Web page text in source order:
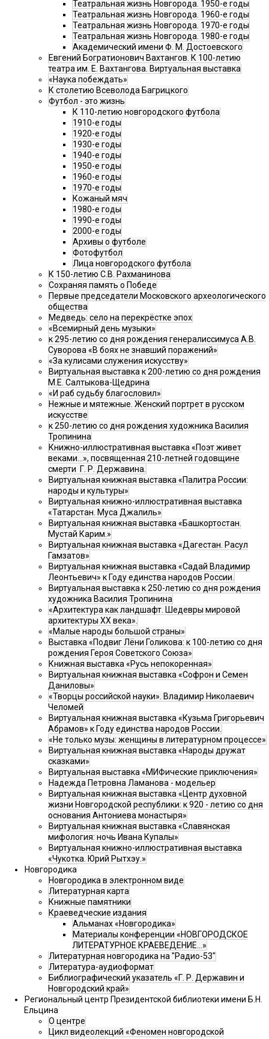
Театральная жизнь Новгорода. 1950-е годы
Театральная жизнь Новгорода. 1960-е годы
Театральная жизнь Новгорода. 1970-е годы
Театральная жизнь Новгорода. 1980-е годы
Академический имени Ф. М. Достоевского
Евгений Богратионович Вахтангов. К 100-летию
театра им. Е. Вахтангова. Виртуальная выставка
«Наука побеждать»
К столетию Всеволода Багрицкого
Футбол - это жизнь
К 110-летию новгородского футбола
1910-е годы
1920-е годы
1930-е годы
1940-е годы
1950-е годы
1960-е годы
1970-е годы
Кожаный мяч
1980-е годы
1990-е годы
2000-е годы
Архивы о футболе
Фотофутбол
Лица новгородского футбола
К 150-летию С.В. Рахманинова
Сохраняя память о Победе
Первые председатели Московского археологического
общества
Медведь: село на перекрёстке эпох
«Всемирный день музыки»
к 295-летию со дня рождения генералиссимуса А.В.
Суворова «В боях не знавший поражений»
«За кулисами служения искусству»
Виртуальная выставка к 200-летию со дня рождения
М.Е. Салтыкова-Щедрина
«И раб судьбу благословил»
Нежные и мятежные. Женский портрет в русском
искусстве
к 250-летию со дня рождения художника Василия
Тропинина
Книжно-иллюстративная выставка «Поэт живет
веками…», посвященная 210-летней годовщине
смерти Г. Р. Державина.
Виртуальная книжная выставка «Палитра России:
народы и культуры»
Виртуальная книжно-иллюстративная выставка
«Татарстан. Муса Джалиль»
Виртуальная книжная выставка «Башкортостан.
Мустай Карим.»
Виртуальная книжная выставка «Дагестан. Расул
Гамзатов»
Виртуальная книжная выставка «Садай Владимир
Леонтьевич» к Году единства народов России.
Виртуальная выставка к 250-летию со дня рождения
художника Василия Тропинина
«Архитектура как ландшафт. Шедевры мировой
архитектуры XX века».
«Малые народы большой страны»
Выставка «Подвиг Лёни Голикова: к 100-летию со дня
рождения Героя Советского Союза»
Книжная выставка «Русь непокоренная»
Виртуальная книжная выставка «Софрон и Семен
Даниловы»
«Творцы российской науки». Владимир Николаевич
Челомей
Виртуальная книжная выставка «Кузьма Григорьевич
Абрамов» к Году единства народов России.
«Не только музы: женщины в литературном процессе»
Виртуальная книжная выставка «Народы дружат
сказками»
Виртуальная выставка «МИФические приключения»
Надежда Петровна Ламанова - модельер
Виртуальная книжная выставка «Центр духовной
жизни Новгородской республики: к 920 - летию со дня
основания Антониева монастыря»
Виртуальная книжная выставка «Славянская
мифология: ночь Ивана Купалы»
Виртуальная книжно-иллюстративная выставка
«Чукотка. Юрий Рытхэу.»
Новгородика
Новгородика в электронном виде
Литературная карта
Книжные памятники
Краеведческие издания
Альманах «Новгородика»
Материалы конференции «НОВГОРОДСКОЕ
ЛИТЕРАТУРНОЕ КРАЕВЕДЕНИЕ...»
Литературная новгородика на "Радио-53"
Литература-аудиоформат
Библиографический указатель «Г. Р. Державин и
Новгородский край»
Региональный центр Президентской библиотеки имени Б.Н.
Ельцина
О центре
Цикл видеолекций «Феномен новгородской